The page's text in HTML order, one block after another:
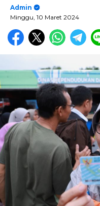
Admin
Minggu, 10 Maret 2024